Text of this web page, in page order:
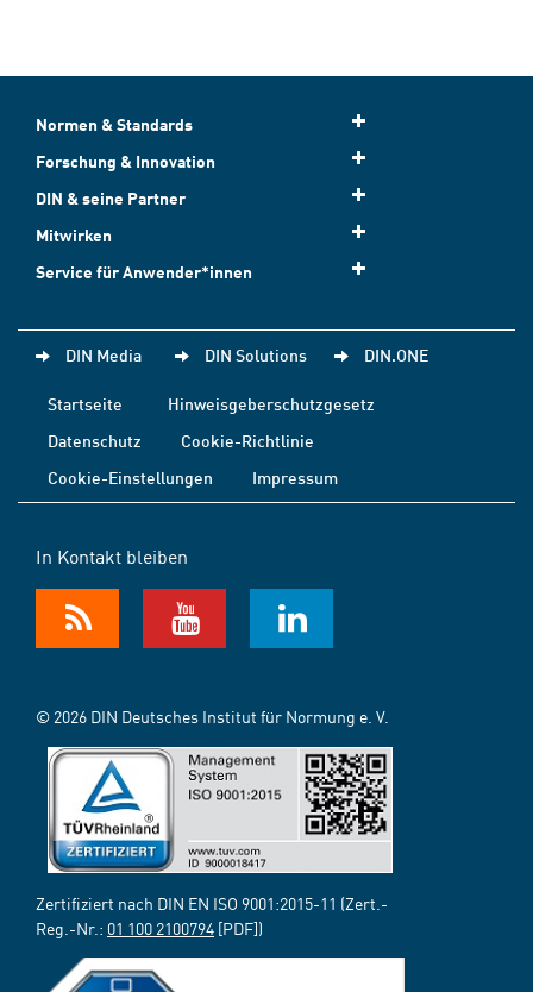
Normen & Standards
Forschung & Innovation
DIN & seine Partner
Mitwirken
Service für Anwender*innen
DIN Media DIN Solutions DIN.ONE
Startseite
Hinweisgeberschutzgesetz
Datenschutz
Cookie-Richtlinie
Cookie-Einstellungen
Impressum
In Kontakt bleiben
© 2026 DIN Deutsches Institut für Normung e. V.
Zertifiziert nach DIN EN ISO 9001:2015-11 (Zert.-
Reg.-Nr.: 01 100 2100794 [PDF])